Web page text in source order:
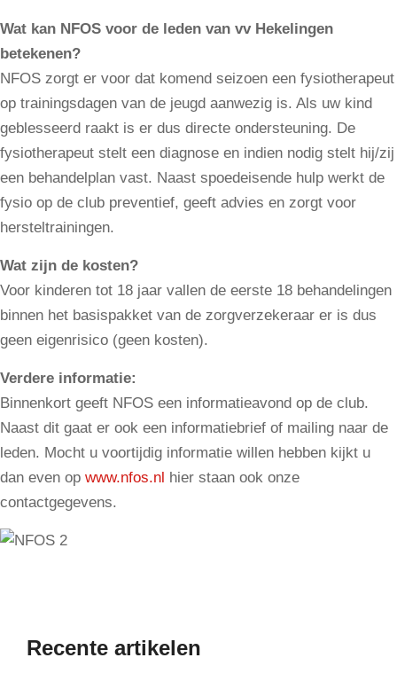
Wat kan NFOS voor de leden van vv Hekelingen
betekenen?
NFOS zorgt er voor dat komend seizoen een fysiotherapeut
op trainingsdagen van de jeugd aanwezig is. Als uw kind
geblesseerd raakt is er dus directe ondersteuning. De
fysiotherapeut stelt een diagnose en indien nodig stelt hij/zij
een behandelplan vast. Naast spoedeisende hulp werkt de
fysio op de club preventief, geeft advies en zorgt voor
hersteltrainingen.
Wat zijn de kosten?
Voor kinderen tot 18 jaar vallen de eerste 18 behandelingen
binnen het basispakket van de zorgverzekeraar er is dus
geen eigenrisico (geen kosten).
Verdere informatie:
Binnenkort geeft NFOS een informatieavond op de club.
Naast dit gaat er ook een informatiebrief of mailing naar de
leden. Mocht u voortijdig informatie willen hebben kijkt u
dan even op www.nfos.nl hier staan ook onze
contactgegevens.
Recente artikelen